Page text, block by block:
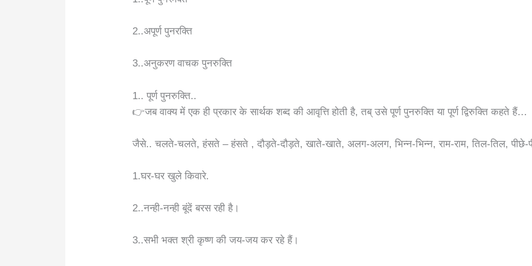
2..अपूर्ण पुनरक्ति
3..अनुकरण वाचक पुनरुक्ति
1.. पूर्ण पुनरुक्ति..
👉जब वाक्य में एक ही प्रकार के सार्थक शब्द की आवृत्ति होती है, तब् उसे पूर्ण पुनरुक्ति या पूर्ण द्विरुक्ति कहते हैं…
जैसे.. चलते-चलते, हंसते – हंसते , दौड़ते-दौड़ते, खाते-खाते, अलग-अलग, भिन्न-भिन्न, राम-राम, तिल-तिल, पीछे-
1.घर-घर खुले किवारे.
2..नन्ही-नन्ही बूंदें बरस रही है।
3..सभी भक्त श्री कृष्ण की जय-जय कर रहे हैं।